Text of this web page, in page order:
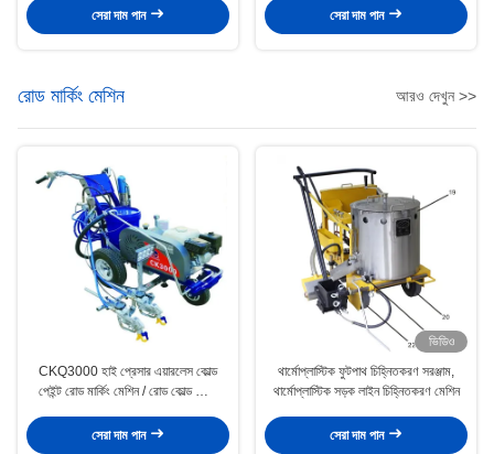
সেরা দাম পান সেরা দাম পান
রোড মার্কিং মেশিন আরও দেখুন >>
CKQ3000 হাই প্রেসার এয়ারলেস কোল্ড
পেইন্ট রোড মার্কিং মেশিন / রোড কোল্ড স্প্রে
সেরা দাম পান
ভিডিও
থার্মোপ্লাস্টিক ফুটপাথ চিহ্নিতকরণ সরঞ্জাম,
থার্মোপ্লাস্টিক সড়ক লাইন চিহ্নিতকরণ মেশিন
সেরা দাম পান